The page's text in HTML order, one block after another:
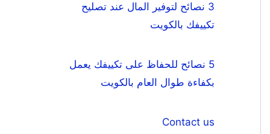
3 نصائح لتوفير المال عند تصليح
تكييفك بالكويت
5 نصائح للحفاظ على تكييفك يعمل
بكفاءة طوال العام بالكويت
Contact us